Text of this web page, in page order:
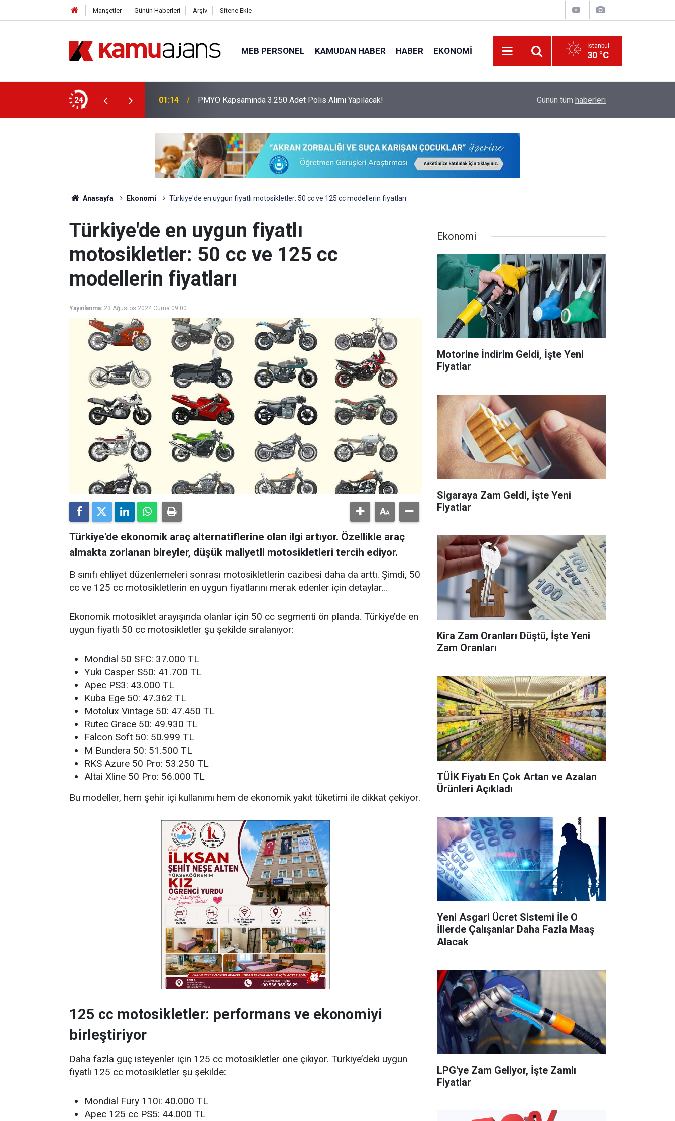
Manşetler Günün Haberleri Arşiv Sitene Ekle
MEB PERSONEL KAMUDAN HABER HABER EKONOMI İstanbul
30 °C
24 01:14 PMYO Kapsamında 3.250 Adet Polis Alımı Yapılacak! Erciyes Üniversitesi KPSS Puanıyla 204 Adet
Günün tüm haberleri
Anasayfa Ekonomi Türkiye'de en uygun fiyatlı motosikletler: 50 cc ve 125 cc modellerin fiyatları
Türkiye'de en uygun fiyatlı
motosikletler: 50 cc ve 125 cc
modellerin fiyatları
Yayınlanma: 23 Ağustos 2024 Cuma 09:00
Türkiye'de ekonomik araç alternatiflerine olan ilgi artıyor. Özellikle araç
almakta zorlanan bireyler, düşük maliyetli motosikletleri tercih ediyor.
B sınıfı ehliyet düzenlemeleri sonrası motosikletlerin cazibesi daha da arttı. Şimdi, 50
cc ve 125 cc motosikletlerin en uygun fiyatlarını merak edenler için detaylar…
Ekonomik motosiklet arayışında olanlar için 50 cc segmenti ön planda. Türkiye’de en
uygun fiyatlı 50 cc motosikletler şu şekilde sıralanıyor:
Mondial 50 SFC: 37.000 TL
Yuki Casper S50: 41.700 TL
Apec PS3: 43.000 TL
Kuba Ege 50: 47.362 TL
Motolux Vintage 50: 47.450 TL
Rutec Grace 50: 49.930 TL
Falcon Soft 50: 50.999 TL
M Bundera 50: 51.500 TL
RKS Azure 50 Pro: 53.250 TL
Altai Xline 50 Pro: 56.000 TL
Bu modeller, hem şehir içi kullanımı hem de ekonomik yakıt tüketimi ile dikkat çekiyor.
125 cc motosikletler: performans ve ekonomiyi
birleştiriyor
Daha fazla güç isteyenler için 125 cc motosikletler öne çıkıyor. Türkiye’deki uygun
fiyatlı 125 cc motosikletler şu şekilde:
Mondial Fury 110i: 40.000 TL
Apec 125 cc PS5: 44.000 TL
Ekonomi
Motorine İndirim Geldi, İşte Yeni
Fiyatlar
Sigaraya Zam Geldi, İşte Yeni
Fiyatlar
Kira Zam Oranları Düştü, İşte Yeni
Zam Oranları
TÜİK Fiyatı En Çok Artan ve Azalan
Ürünleri Açıkladı
Yeni Asgari Ücret Sistemi İle O
İllerde Çalışanlar Daha Fazla Maaş
Alacak
LPG'ye Zam Geliyor, İşte Zamlı
Fiyatlar